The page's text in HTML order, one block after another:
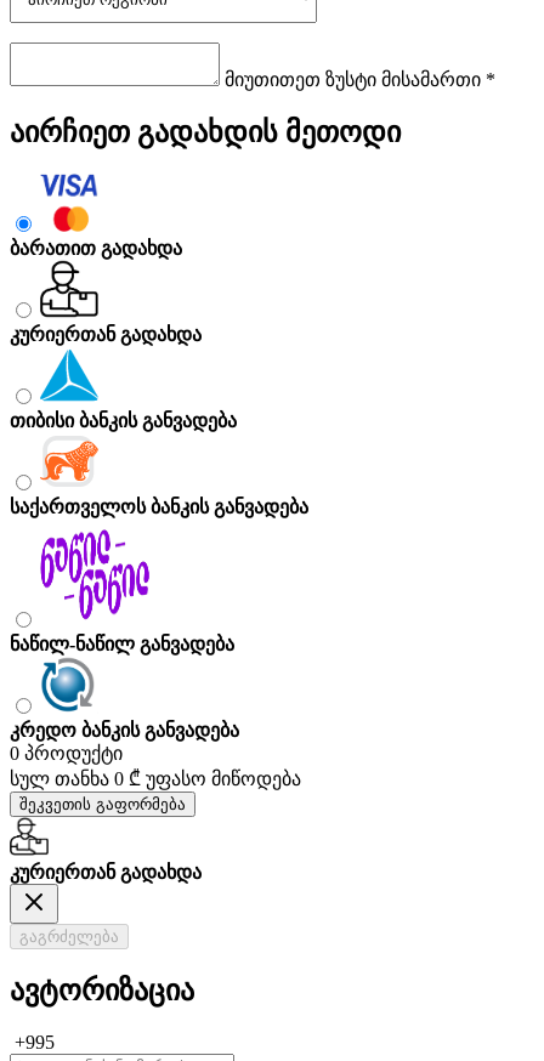
მიუთითეთ ზუსტი მისამართი *
აირჩიეთ გადახდის მეთოდი
ბარათით გადახდა
კურიერთან გადახდა
თიბისი ბანკის განვადება
საქართველოს ბანკის განვადება
ნაწილ-ნაწილ განვადება
კრედო ბანკის განვადება
0 პროდუქტი
სულ თანხა 0 ₾ უფასო მიწოდება
შეკვეთის გაფორმება
კურიერთან გადახდა
გაგრძელება
ავტორიზაცია
+995